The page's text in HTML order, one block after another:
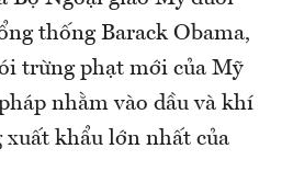
thống Barack Obama,
trừng phạt mới của Mỹ
nhằm vào dầu và khí
khẩu lớn nhất của